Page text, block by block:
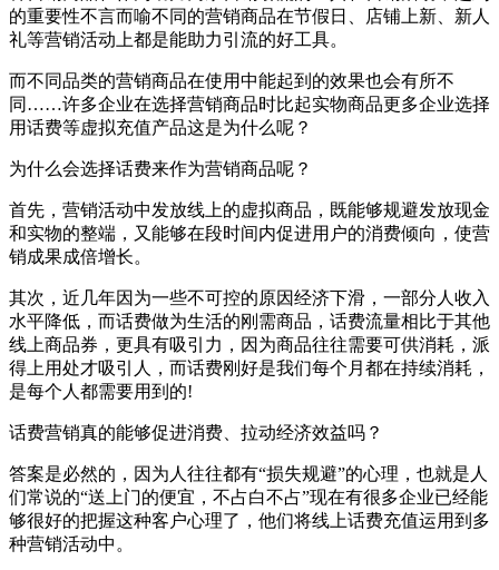
的重要性不言而喻不同的营销商品在节假日、店铺上新、新人
礼等营销活动上都是能助力引流的好工具。
而不同品类的营销商品在使用中能起到的效果也会有所不
同……许多企业在选择营销商品时比起实物商品更多企业选择
用话费等虚拟充值产品这是为什么呢？
为什么会选择话费来作为营销商品呢？
首先，营销活动中发放线上的虚拟商品，既能够规避发放现金
和实物的整端，又能够在段时间内促进用户的消费倾向，使营
销成果成倍增长。
其次，近几年因为一些不可控的原因经济下滑，一部分人收入
水平降低，而话费做为生活的刚需商品，话费流量相比于其他
线上商品券，更具有吸引力，因为商品往往需要可供消耗，派
得上用处才吸引人，而话费刚好是我们每个月都在持续消耗，
是每个人都需要用到的!
话费营销真的能够促进消费、拉动经济效益吗？
答案是必然的，因为人往往都有“损失规避”的心理，也就是人
们常说的“送上门的便宜，不占白不占”现在有很多企业已经能
够很好的把握这种客户心理了，他们将线上话费充值运用到多
种营销活动中。